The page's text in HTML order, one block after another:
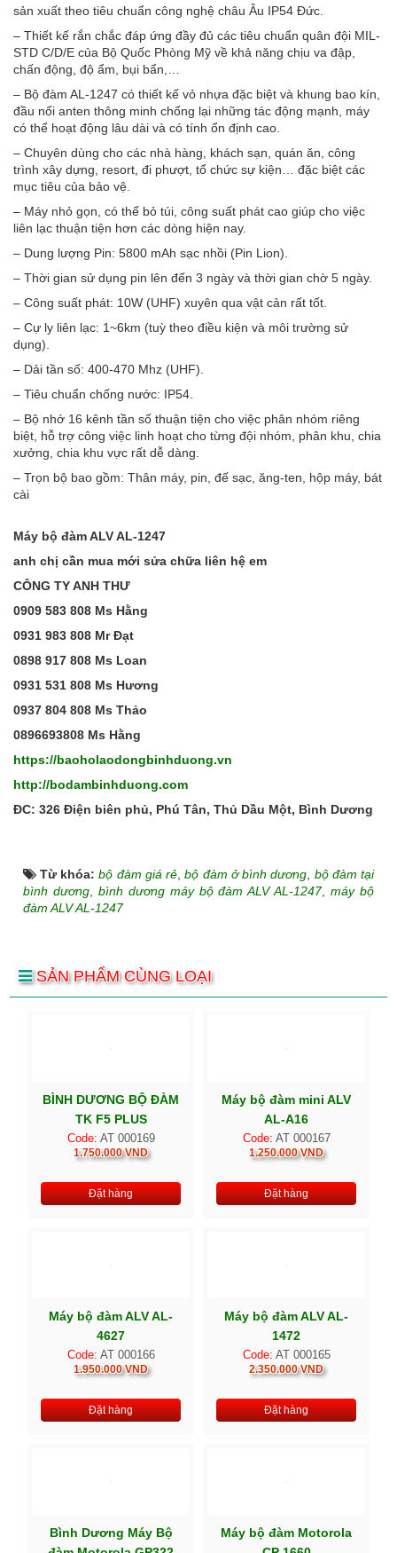
sản xuất theo tiêu chuẩn công nghệ châu Âu IP54 Đức.
– Thiết kế rắn chắc đáp ứng đầy đủ các tiêu chuẩn quân đội MIL-
STD C/D/E của Bộ Quốc Phòng Mỹ về khả năng chịu va đập,
chấn động, độ ẩm, bụi bẩn,…
– Bộ đàm AL-1247 có thiết kế vỏ nhựa đặc biệt và khung bao kín,
đầu nối anten thông minh chống lại những tác động mạnh, máy
có thể hoạt động lâu dài và có tính ổn định cao.
– Chuyên dùng cho các nhà hàng, khách sạn, quán ăn, công
trình xây dựng, resort, đi phượt, tổ chức sự kiện… đặc biệt các
mục tiêu của bảo vệ.
– Máy nhỏ gọn, có thể bỏ túi, công suất phát cao giúp cho việc
liên lạc thuận tiện hơn các dòng hiện nay.
– Dung lượng Pin: 5800 mAh sạc nhồi (Pin Lion).
– Thời gian sử dụng pin lên đến 3 ngày và thời gian chờ 5 ngày.
– Công suất phát: 10W (UHF) xuyên qua vật cản rất tốt.
– Cự ly liên lạc: 1~6km (tuỳ theo điều kiện và môi trường sử
dụng).
– Dải tần số: 400-470 Mhz (UHF).
– Tiêu chuẩn chống nước: IP54.
– Bộ nhớ 16 kênh tần số thuận tiện cho việc phân nhóm riêng
biệt, hỗ trợ công việc linh hoạt cho từng đội nhóm, phân khu, chia
xưởng, chia khu vực rất dễ dàng.
– Trọn bộ bao gồm: Thân máy, pin, đế sạc, ăng-ten, hộp máy, bát
cài
Máy bộ đàm ALV AL-1247
anh chị cần mua mới sửa chữa liên hệ em
CÔNG TY ANH THƯ
0909 583 808 Ms Hằng
0931 983 808 Mr Đạt
0898 917 808 Ms Loan
0931 531 808 Ms Hương
0937 804 808 Ms Thảo
0896693808 Ms Hằng
https://baoholaodongbinhduong.vn
http://bodambinhduong.com
ĐC: 326 Điện biên phủ, Phú Tân, Thủ Dầu Một, Bình Dương
Từ khóa:bộ đàm giá rẻ,bộ đàm ở bình dương, bộ đàm tại
bình dương, bình dương máy bộ đàm ALV AL-1247,máy bộ
đàm ALV AL-1247
SẢN PHẨM CÙNG LOẠI
BÌNH DƯƠNG BỘ ĐÀM
TK F5 PLUS
Code: AT 000169
1.750.000 VND
Đặt hàng
Máy bộ đàm mini ALV
AL-A16
Code: AT 000167
1.250.000 VND
Đặt hàng
Máy bộ đàm ALV AL-
4627
Code: AT 000166
1.950.000 VND
Đặt hàng
Máy bộ đàm ALV AL-
1472
Code: AT 000165
2.350.000 VND
Đặt hàng
Bình Dương Máy Bộ
Máy bộ đàm Motorola